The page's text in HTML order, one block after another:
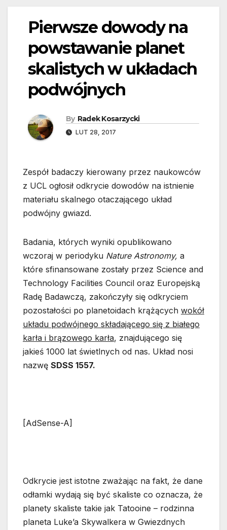
Pierwsze dowody na
powstawanie planet
skalistych w układach
podwójnych
By Radek Kosarzycki
LUT 28, 2017
Zespół badaczy kierowany przez naukowców
z UCL ogłosił odkrycie dowodów na istnienie
materiału skalnego otaczającego układ
podwójny gwiazd.
Badania, których wyniki opublikowano
wczoraj w periodyku Nature Astronomy, a
które sfinansowane zostały przez Science and
Technology Facilities Council oraz Europejską
Radę Badawczą, zakończyły się odkryciem
pozostałości po planetoidach krążących wokół
układu podwójnego składającego się z białego
karła i brązowego karła, znajdującego się
jakieś 1000 lat świetlnych od nas. Układ nosi
nazwę SDSS 1557.
[AdSense-A]
Odkrycie jest istotne zważając na fakt, że dane
odłamki wydają się być skaliste co oznacza, że
planety skaliste takie jak Tatooine – rodzinna
planeta Luke’a Skywalkera w Gwiezdnych